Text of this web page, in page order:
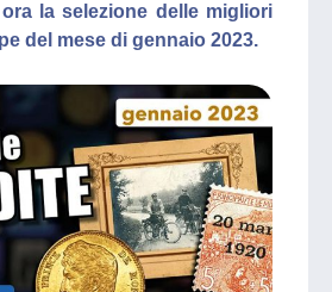
la selezione delle migliori
del mese di gennaio 2023.